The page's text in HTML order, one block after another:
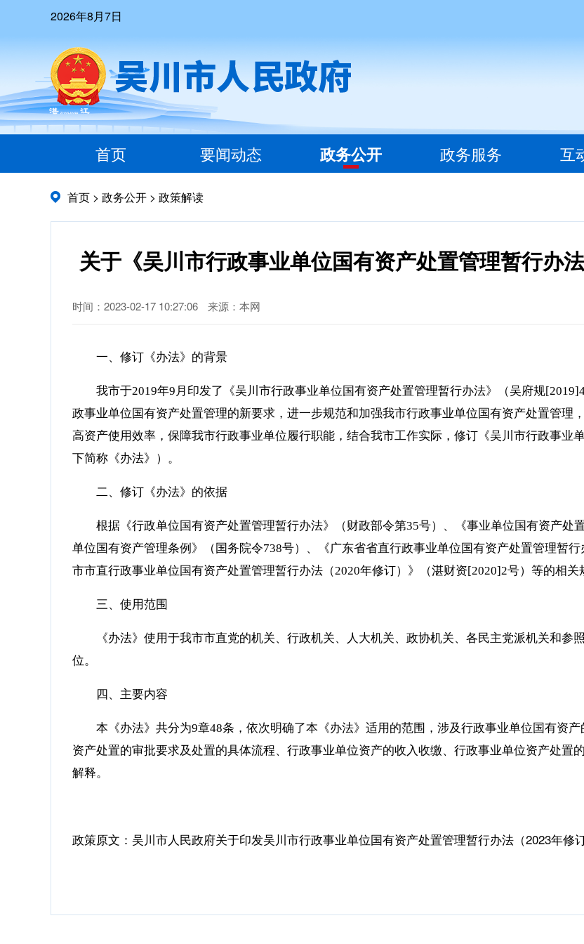
2026年8月7日
首页 要闻动态 政务公开 政务服务 互
首页 > 政务公开 > 政策解读
关于《吴川市行政事业单位国有资产处置管理暂行办
时间：2023-02-17 10:27:06 来源：本网
一、修订《办法》的背景
我市于2019年9月印发了《吴川市行政事业单位国有资产处置管理暂行办法》（吴府规
政事业单位国有资产处置管理的新要求，进一步规范和加强我市行政事业单位国有资产处置管理
高资产使用效率，保障我市行政事业单位履行职能，结合我市工作实际，修订《吴川市行政事业
下简称《办法》）。
二、修订《办法》的依据
根据《行政单位国有资产处置管理暂行办法》（财政部令第35号）、《事业单位国有资产处
单位国有资产管理条例》（国务院令738号）、《广东省省直行政事业单位国有资产处置管理暂
市市直行政事业单位国有资产处置管理暂行办法（2020年修订）》（湛财资[2020]2号）等的相关
三、使用范围
《办法》使用于我市市直党的机关、行政机关、人大机关、政协机关、各民主党派机关和
位。
四、主要内容
本《办法》共分为9章48条，依次明确了本《办法》适用的范围，涉及行政事业单位国有资
资产处置的审批要求及处置的具体流程、行政事业单位资产的收入收缴、行政事业单位资产处置
解释。
政策原文： 吴川市人民政府关于印发吴川市行政事业单位国有资产处置管理暂行办法（2023年修